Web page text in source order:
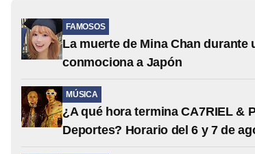
FAMOSOS
La muerte de Mina Chan
conmociona a Japón
MÚSICA
¿A qué hora termina CA7RIEL &
Deportes? Horario del 6 y 7 de